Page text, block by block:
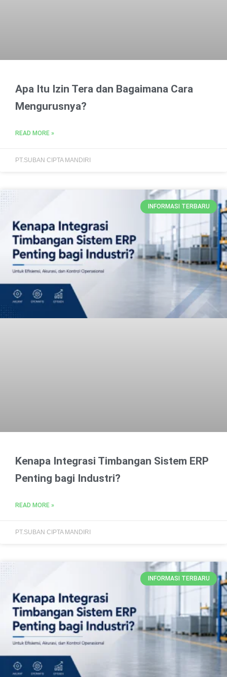
Apa Itu Izin Tera dan Bagaimana Cara
Mengurusnya?
READ MORE »
PT.SUBAN CIPTA MANDIRI
INFORMASI TERBARU
Kenapa Integrasi Timbangan Sistem ERP
Penting bagi Industri?
READ MORE »
PT.SUBAN CIPTA MANDIRI
INFORMASI TERBARU